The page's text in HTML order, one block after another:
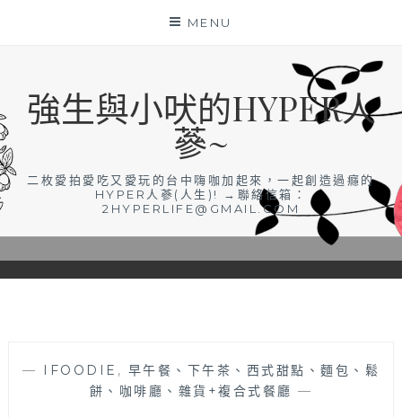
MENU
強生與小吠的HYPER人
蔘~
二枚愛拍愛吃又愛玩的台中嗨咖加起來，一起創造過癮的
HYPER人蔘(人生)! →聯絡信箱：
2HYPERLIFE@GMAIL.COM
— IFOODIE , 早午餐、下午茶、西式甜點、麵包、鬆
餅、咖啡廳、雜貨+複合式餐廳 —